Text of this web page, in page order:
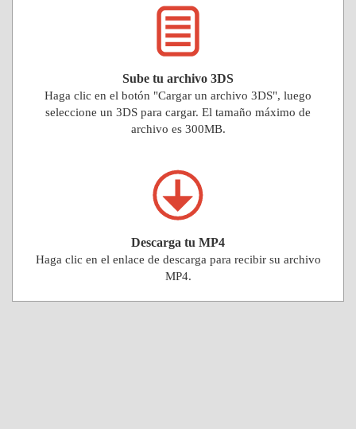
Sube tu archivo 3DS
Haga clic en el botón "Cargar un archivo 3DS", luego
seleccione un 3DS para cargar. El tamaño máximo de
archivo es 300MB.
Descarga tu MP4
Haga clic en el enlace de descarga para recibir su archivo
MP4.